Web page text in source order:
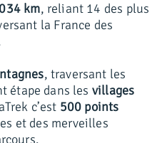
km, reliant 14 des plus
la France des
, traversant les
étape dans les villages
c’est 500 points
et des merveilles